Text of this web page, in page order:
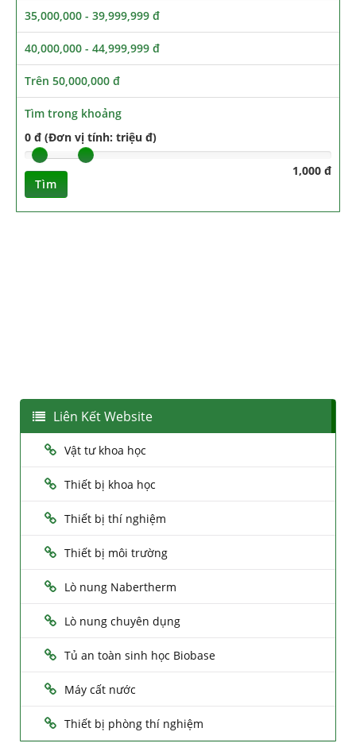
35,000,000 - 39,999,999 đ
40,000,000 - 44,999,999 đ
Trên 50,000,000 đ
Tìm trong khoảng
0 đ (Đơn vị tính: triệu đ)
1,000 đ
Tìm
Liên Kết Website
Vật tư khoa học
Thiết bị khoa học
Thiết bị thí nghiệm
Thiết bị môi trường
Lò nung Nabertherm
Lò nung chuyên dụng
Tủ an toàn sinh học Biobase
Máy cất nước
Thiết bị phòng thí nghiệm